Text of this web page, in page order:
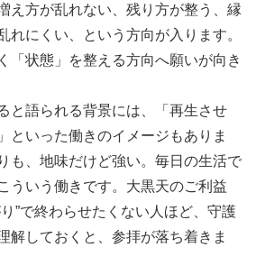
え方が乱れない、残り方が整う、縁
れにくい、という方向が入ります。
「状態」を整える方向へ願いが向き
と語られる背景には、「再生させ
といった働きのイメージもありま
も、地味だけど強い。毎日の生活で
ういう働きです。大黒天のご利益
”で終わらせたくない人ほど、守護
解しておくと、参拝が落ち着きま